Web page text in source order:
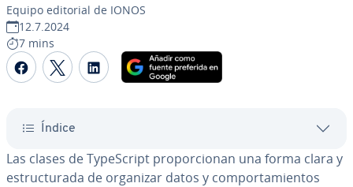
Equipo editorial de IONOS
12.7.2024
7 mins
Compartir Facebook
Compartir Twitter
Compartir LinkedIn
Índice
Las clases de Ty­pe­S­cri­pt pro­po­r­cio­nan una forma clara y
es­tru­c­tu­ra­da de organizar datos y co­m­po­r­ta­mie­n­tos